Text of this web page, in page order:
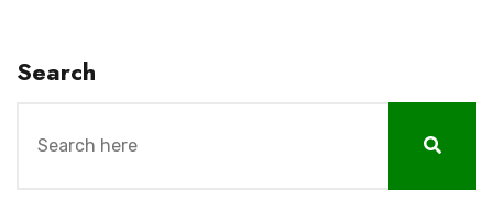
Search